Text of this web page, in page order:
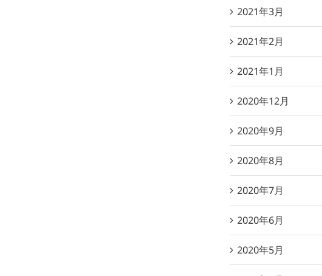
2021年3月
2021年2月
2021年1月
2020年12月
2020年9月
2020年8月
2020年7月
2020年6月
2020年5月